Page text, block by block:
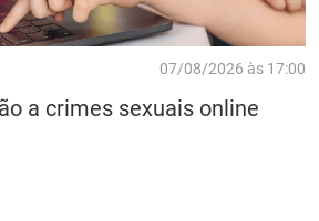
07/08/2026 às 17:00
a crimes sexuais online